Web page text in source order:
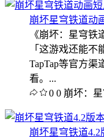
崩坏星穹铁道动
《崩坏：星穹
「这游戏还能不
TapTap等官方
看。...
0 0 崩坏：
崩坏星穹铁道